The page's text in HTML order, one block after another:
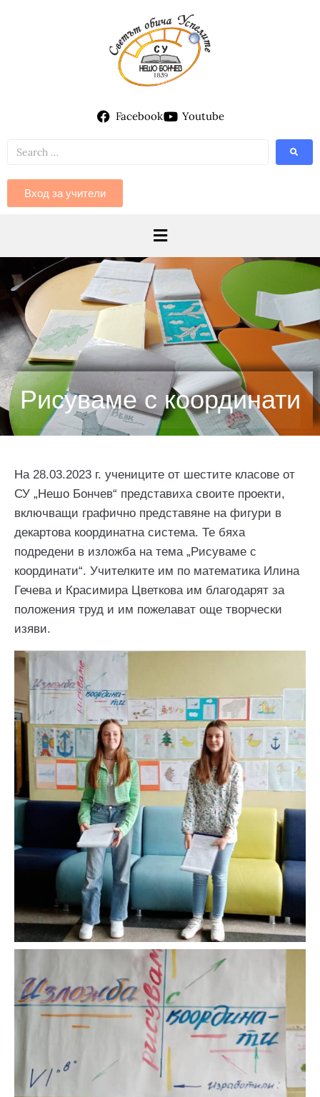
Facebook Youtube
Вход за учители
Рисуваме с координати
На 28.03.2023 г. учениците от шестите класове от
СУ „Нешо Бончев“ представиха своите проекти,
включващи графично представяне на фигури в
декартова координатна система. Те бяха
подредени в изложба на тема „Рисуваме с
координати“. Учителките им по математика Илина
Гечева и Красимира Цветкова им благодарят за
положения труд и им пожелават още творчески
изяви.